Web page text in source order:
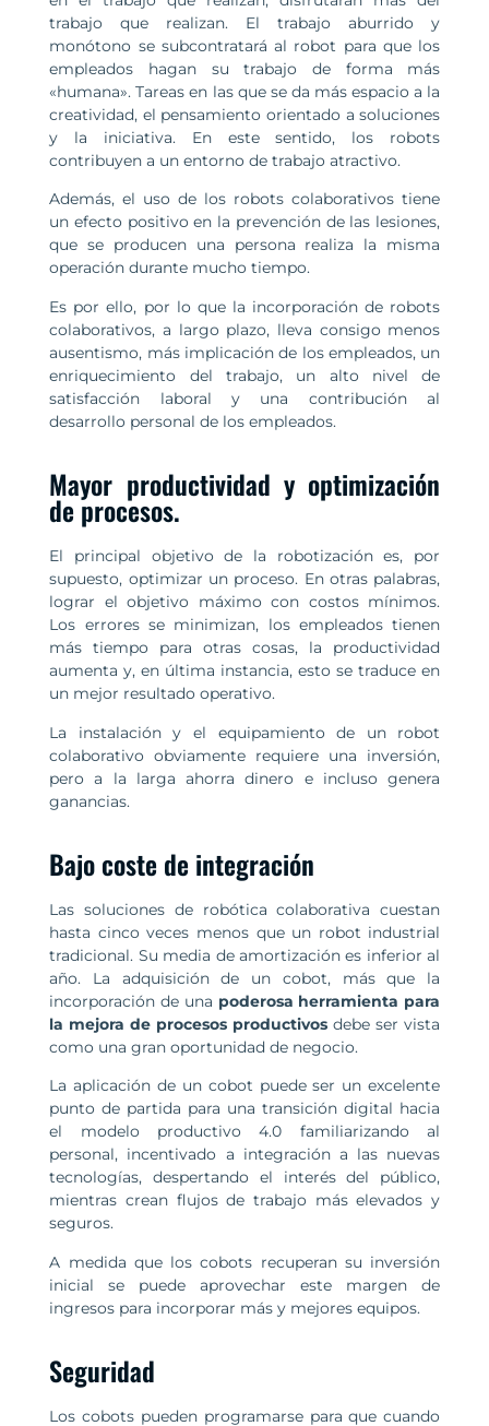
trabajo que realizan. El trabajo aburrido y
monótono se subcontratará al robot para que los
empleados hagan su trabajo de forma más
«humana». Tareas en las que se da más espacio a la
creatividad, el pensamiento orientado a soluciones
y la iniciativa. En este sentido, los robots
contribuyen a un entorno de trabajo atractivo.
Además, el uso de los robots colaborativos tiene
un efecto positivo en la prevención de las lesiones,
que se producen una persona realiza la misma
operación durante mucho tiempo.
Es por ello, por lo que la incorporación de robots
colaborativos, a largo plazo, lleva consigo menos
ausentismo, más implicación de los empleados, un
enriquecimiento del trabajo, un alto nivel de
satisfacción laboral y una contribución al
desarrollo personal de los empleados.
Mayor productividad y optimización
de procesos.
El principal objetivo de la robotización es, por
supuesto, optimizar un proceso. En otras palabras,
lograr el objetivo máximo con costos mínimos.
Los errores se minimizan, los empleados tienen
más tiempo para otras cosas, la productividad
aumenta y, en última instancia, esto se traduce en
un mejor resultado operativo.
La instalación y el equipamiento de un robot
colaborativo obviamente requiere una inversión,
pero a la larga ahorra dinero e incluso genera
ganancias.
Bajo coste de integración
Las soluciones de robótica colaborativa cuestan
hasta cinco veces menos que un robot industrial
tradicional. Su media de amortización es inferior al
año. La adquisición de un cobot, más que la
incorporación de una poderosa herramienta para
la mejora de procesos productivos debe ser vista
como una gran oportunidad de negocio.
La aplicación de un cobot puede ser un excelente
punto de partida para una transición digital hacia
el modelo productivo 4.0 familiarizando al
personal, incentivado a integración a las nuevas
tecnologías, despertando el interés del público,
mientras crean flujos de trabajo más elevados y
seguros.
A medida que los cobots recuperan su inversión
inicial se puede aprovechar este margen de
ingresos para incorporar más y mejores equipos.
Seguridad
Los cobots pueden programarse para que cuando